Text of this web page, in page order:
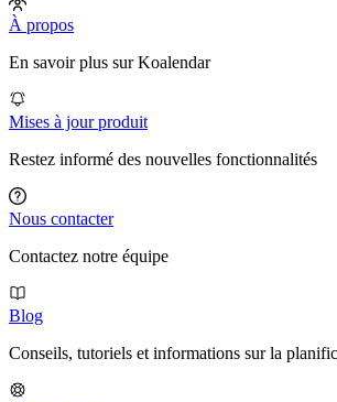
À propos
En savoir plus sur Koalendar
Mises à jour produit
Restez informé des nouvelles fonctionnalités
Nous contacter
Contactez notre équipe
Blog
Conseils, tutoriels et informations sur la